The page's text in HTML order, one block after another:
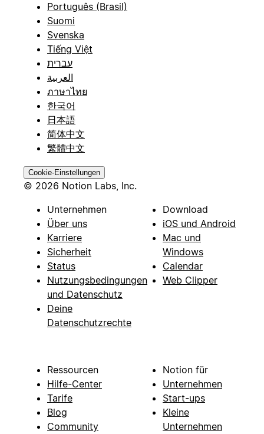
Português (Brasil)
Suomi
Svenska
Tiếng Việt
עברית
العربية
ภาษาไทย
한국어
日本語
简体中文
繁體中文
Cookie-Einstellungen
© 2026 Notion Labs, Inc.
Unternehmen
Über uns
Karriere
Sicherheit
Status
Nutzungsbedingungen
und Datenschutz
Deine
Datenschutzrechte
Download
iOS und Android
Mac und
Windows
Calendar
Web Clipper
Ressourcen
Hilfe-Center
Tarife
Blog
Community
Notion für
Unternehmen
Start-ups
Kleine
Unternehmen